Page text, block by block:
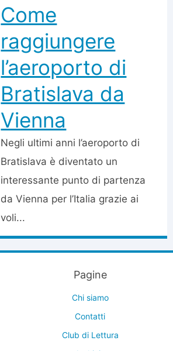
Come
raggiungere
l’aeroporto di
Bratislava da
Vienna
Negli ultimi anni l’aeroporto di
Bratislava è diventato un
interessante punto di partenza
da Vienna per l’Italia grazie ai
voli...
Pagine
Chi siamo
Contatti
Club di Lettura